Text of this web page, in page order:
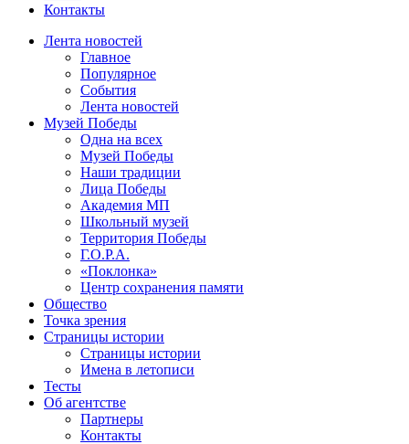
Контакты
Лента новостей
Главное
Популярное
События
Лента новостей
Музей Победы
Одна на всех
Музей Победы
Наши традиции
Лица Победы
Академия МП
Школьный музей
Территория Победы
Г.О.Р.А.
«Поклонка»
Центр сохранения памяти
Общество
Точка зрения
Страницы истории
Страницы истории
Имена в летописи
Тесты
Об агентстве
Партнеры
Контакты